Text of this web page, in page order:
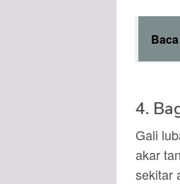
4.
Gali
akar
sekitar